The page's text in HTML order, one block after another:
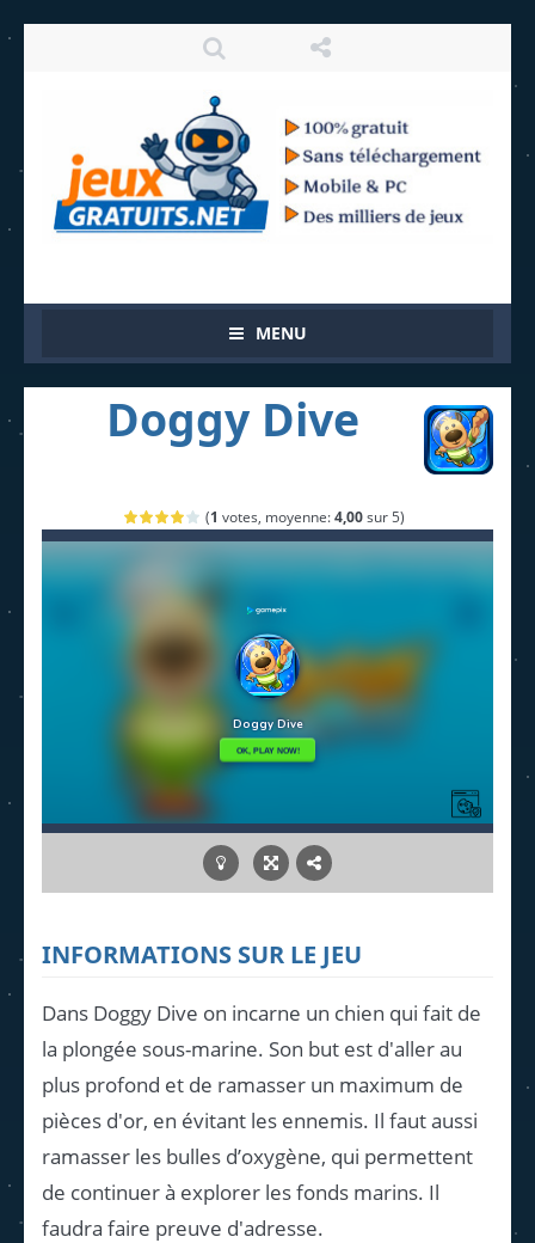
MENU
Doggy Dive
(1 votes, moyenne:4,00sur 5)
INFORMATIONS SUR LE JEU
Dans Doggy Dive on incarne un chien qui fait de
la plongée sous-marine. Son but est d'aller au
plus profond et de ramasser un maximum de
pièces d'or, en évitant les ennemis. Il faut aussi
ramasser les bulles d’oxygène, qui permettent
de continuer à explorer les fonds marins. Il
faudra faire preuve d'adresse.